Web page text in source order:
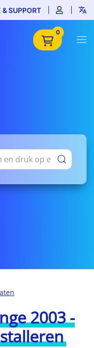
SUPPORT
0
2003 -